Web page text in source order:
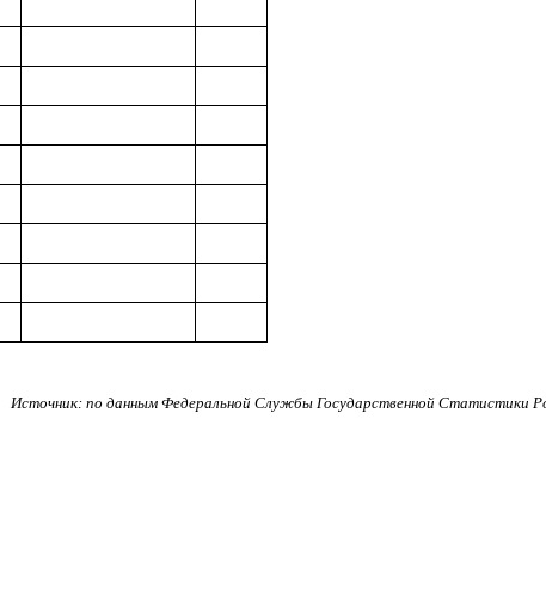
Источник: по данным Федеральной Службы Государственной Статистики